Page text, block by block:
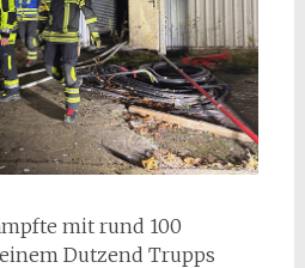
mit rund 100
Dutzend Trupps